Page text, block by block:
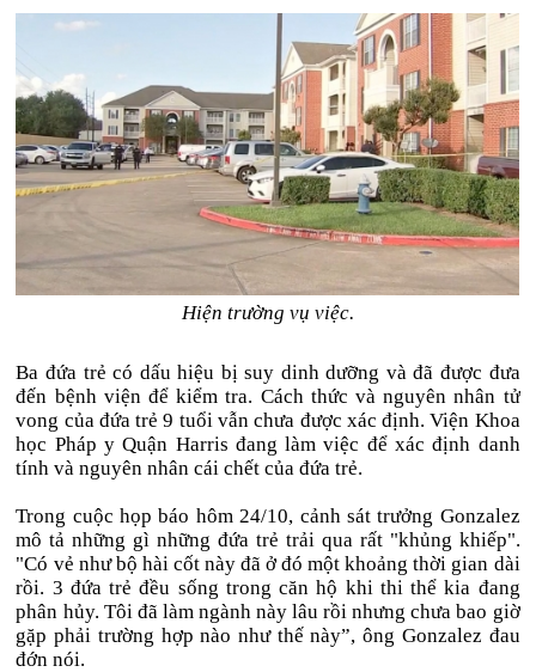
Hiện trường vụ việc.
Ba đứa trẻ có dấu hiệu bị suy dinh dưỡng và đã được đưa
đến bệnh viện để kiểm tra. Cách thức và nguyên nhân tử
vong của đứa trẻ 9 tuổi vẫn chưa được xác định. Viện Khoa
học Pháp y Quận Harris đang làm việc để xác định danh
tính và nguyên nhân cái chết của đứa trẻ.
Trong cuộc họp báo hôm 24/10, cảnh sát trưởng Gonzalez
mô tả những gì những đứa trẻ trải qua rất "khủng khiếp".
"Có vẻ như bộ hài cốt này đã ở đó một khoảng thời gian dài
rồi. 3 đứa trẻ đều sống trong căn hộ khi thi thể kia đang
phân hủy. Tôi đã làm ngành này lâu rồi nhưng chưa bao giờ
gặp phải trường hợp nào như thế này”, ông Gonzalez đau
đớn nói.